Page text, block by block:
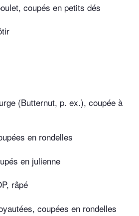
coupés en petits dés
(Butternut, p. ex.), coupée à
en rondelles
en julienne
râpé
coupées en rondelles